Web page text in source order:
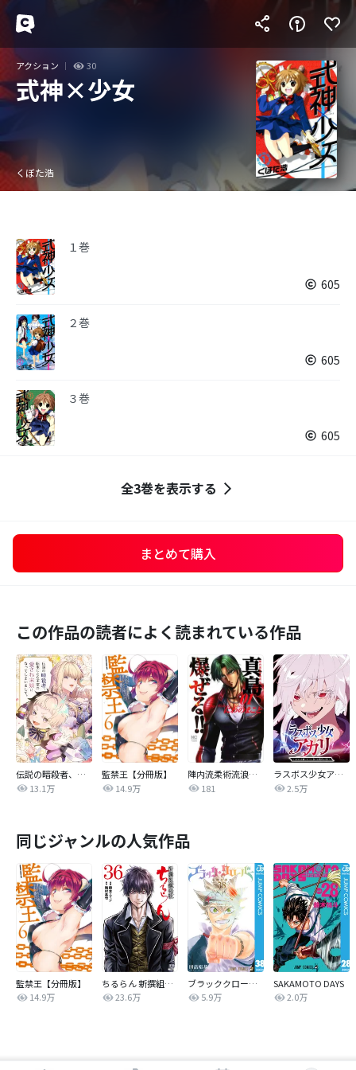
アクション 30
式神×少女
くぼた浩
１巻
605
２巻
605
３巻
605
全3巻を表示する
まとめて購入
この作品の読者によく読まれている作品
伝説の暗殺者、転生したら王家の愛され末娘になってしまいまして。【タテヨミ】
13.1万
監禁王【分冊版】
14.9万
陣内流柔術流浪伝 真島、爆ぜる！！
181
ラスボス少女アカリ～ワタシより強いやつに会いに現代に行く～【タテヨミ】
2.5万
同じジャンルの人気作品
監禁王【分冊版】
14.9万
ちるらん 新撰組鎮魂歌
23.6万
ブラッククローバー
5.9万
SAKAMOTO DAYS
2.0万